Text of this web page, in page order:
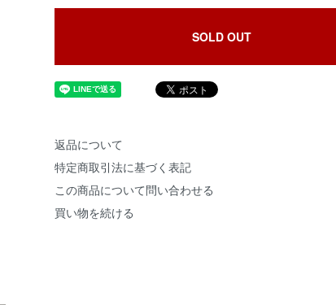
SOLD OUT
返品について
特定商取引法に基づく表記
この商品について問い合わせる
買い物を続ける